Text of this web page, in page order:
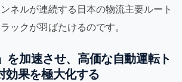
ネルが連続する日本の物流主要ルート
ックが羽ばたけるのです。
を加速させ、高価な自動運転ト
効果を極大化する